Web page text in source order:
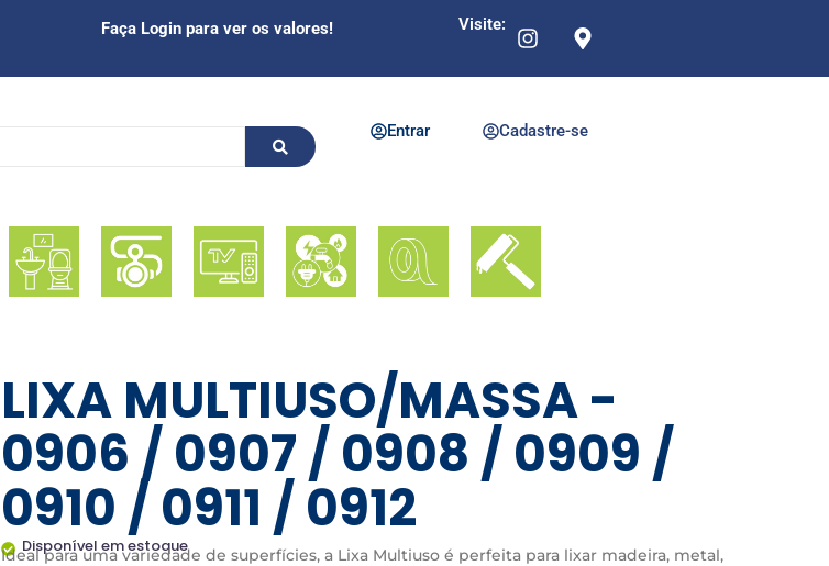
Faça Login para ver os valores! Visite:
Entrar Cadastre-se
LIXA MULTIUSO/MASSA -
0906 / 0907 / 0908 / 0909 /
0910 / 0911 / 0912
Disponível em estoque
Ideal para uma variedade de superfícies, a Lixa Multiuso é perfeita para lixar madeira, metal,